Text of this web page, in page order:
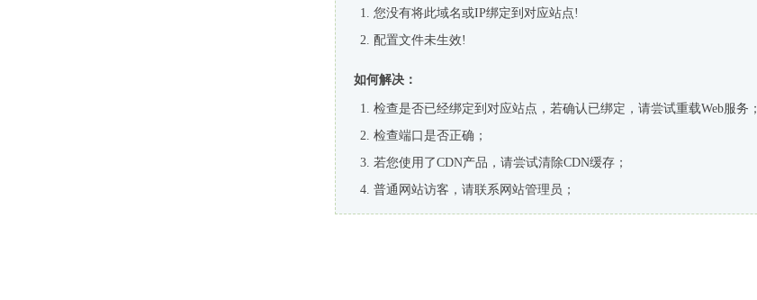
您没有将此域名或IP绑定到对应站点!
配置文件未生效!
如何解决：
检查是否已经绑定到对应站点，若确认已绑定，请尝试重载Web服务；
检查端口是否正确；
若您使用了CDN产品，请尝试清除CDN缓存；
普通网站访客，请联系网站管理员；